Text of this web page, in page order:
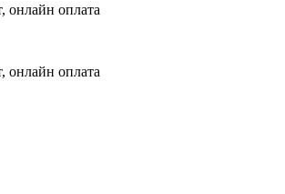
онлайн оплата
онлайн оплата